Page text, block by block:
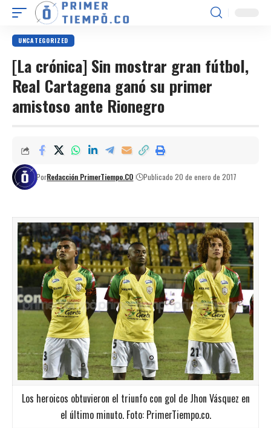
UNCATEGORIZED
[La crónica] Sin mostrar gran fútbol,
Real Cartagena ganó su primer
amistoso ante Rionegro
PorRedacción PrimerTiempo.CO Publicado 20 de enero de 2017
Los heroicos obtuvieron el triunfo con gol de Jhon Vásquez en
el último minuto. Foto: PrimerTiempo.co.